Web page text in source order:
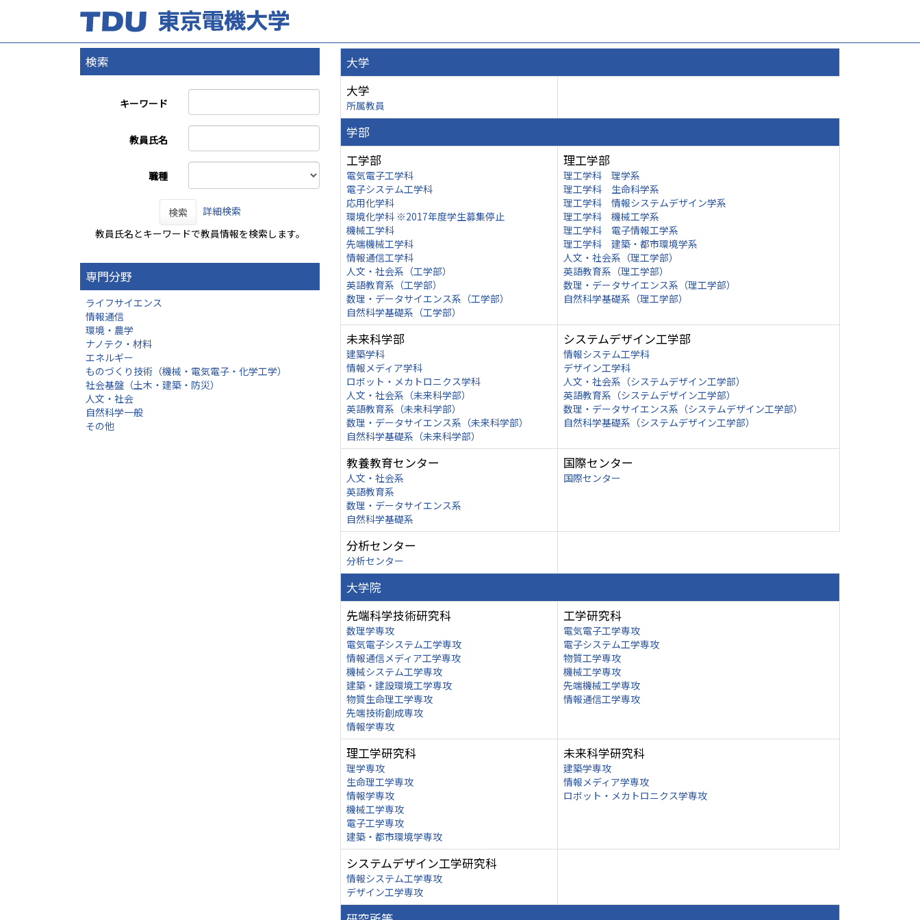
検索
キーワード
教員氏名
職種
検索
詳細検索
教員氏名とキーワードで教員情報を検索します。
専門分野
ライフサイエンス
情報通信
環境・農学
ナノテク・材料
エネルギー
ものづくり技術（機械・電気電子・化学工学）
社会基盤（土木・建築・防災）
人文・社会
自然科学一般
その他
大学
大学
所属教員
学部
工学部
電気電子工学科
電子システム工学科
応用化学科
環境化学科 ※2017年度学生募集停止
機械工学科
先端機械工学科
情報通信工学科
人文・社会系（工学部）
英語教育系（工学部）
数理・データサイエンス系（工学部）
自然科学基礎系（工学部）
理工学部
理工学科 理学系
理工学科 生命科学系
理工学科 情報システムデザイン学系
理工学科 機械工学系
理工学科 電子情報工学系
理工学科 建築・都市環境学系
人文・社会系（理工学部）
英語教育系（理工学部）
数理・データサイエンス系（理工学部）
自然科学基礎系（理工学部）
未来科学部
建築学科
情報メディア学科
ロボット・メカトロニクス学科
人文・社会系（未来科学部）
英語教育系（未来科学部）
数理・データサイエンス系（未来科学部）
自然科学基礎系（未来科学部）
システムデザイン工学部
情報システム工学科
デザイン工学科
人文・社会系（システムデザイン工学部）
英語教育系（システムデザイン工学部）
数理・データサイエンス系（システムデザイン工学部）
自然科学基礎系（システムデザイン工学部）
教養教育センター
人文・社会系
英語教育系
数理・データサイエンス系
自然科学基礎系
国際センター
国際センター
分析センター
分析センター
大学院
先端科学技術研究科
数理学専攻
電気電子システム工学専攻
情報通信メディア工学専攻
機械システム工学専攻
建築・建設環境工学専攻
物質生命理工学専攻
先端技術創成専攻
情報学専攻
工学研究科
電気電子工学専攻
電子システム工学専攻
物質工学専攻
機械工学専攻
先端機械工学専攻
情報通信工学専攻
理工学研究科
理学専攻
生命理工学専攻
情報学専攻
機械工学専攻
電子工学専攻
建築・都市環境学専攻
未来科学研究科
建築学専攻
情報メディア学専攻
ロボット・メカトロニクス学専攻
システムデザイン工学研究科
情報システム工学専攻
デザイン工学専攻